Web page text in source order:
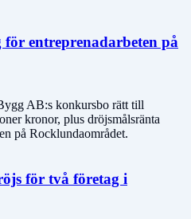
entreprenadarbeten på
AB:s konkursbo rätt till
kronor, plus dröjsmålsränta
på Rocklundaområdet.
för två företag i